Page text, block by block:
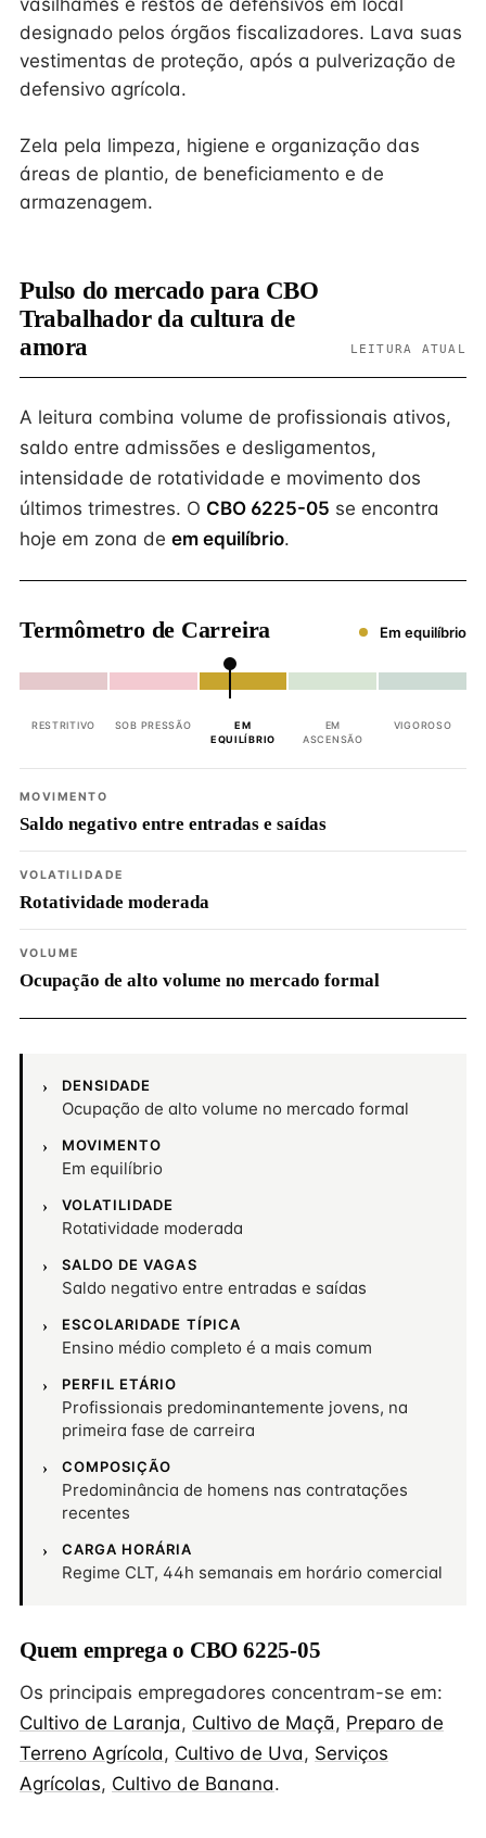
vasilhames e restos de defensivos em local
designado pelos órgãos fiscalizadores. Lava suas
vestimentas de proteção, após a pulverização de
defensivo agrícola.
Zela pela limpeza, higiene e organização das
áreas de plantio, de beneficiamento e de
armazenagem.
Pulso do mercado para CBO
Trabalhador da cultura de
amora
LEITURA ATUAL
A leitura combina volume de profissionais ativos,
saldo entre admissões e desligamentos,
intensidade de rotatividade e movimento dos
últimos trimestres. O CBO 6225-05 se encontra
hoje em zona de em equilíbrio.
Termômetro de Carreira Em equilíbrio
RESTRITIVO SOB PRESSÃO
EM
EQUILÍBRIO
EM
ASCENSÃO
VIGOROSO
MOVIMENTO
Saldo negativo entre entradas e saídas
VOLATILIDADE
Rotatividade moderada
VOLUME
Ocupação de alto volume no mercado formal
DENSIDADE
Ocupação de alto volume no mercado formal
MOVIMENTO
Em equilíbrio
VOLATILIDADE
Rotatividade moderada
SALDO DE VAGAS
Saldo negativo entre entradas e saídas
ESCOLARIDADE TÍPICA
Ensino médio completo é a mais comum
PERFIL ETÁRIO
Profissionais predominantemente jovens, na
primeira fase de carreira
COMPOSIÇÃO
Predominância de homens nas contratações
recentes
CARGA HORÁRIA
Regime CLT, 44h semanais em horário comercial
Quem emprega o CBO 6225-05
Os principais empregadores concentram-se em:
Cultivo de Laranja, Cultivo de Maçã, Preparo de
Terreno Agrícola, Cultivo de Uva, Serviços
Agrícolas, Cultivo de Banana.